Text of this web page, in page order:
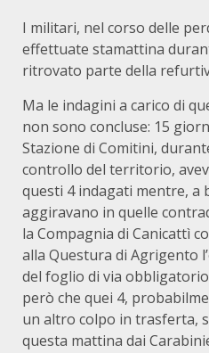
I militari, nel corso delle
effettuate stamattina
ritrovato parte della
Ma le indagini a carico di
non sono concluse: 15
Stazione di Comitini,
controllo del territorio,
questi 4 indagati mentre, a
aggiravano in quelle
la Compagnia di Canicattì
alla Questura di Agrigento
del foglio di via
però che quei 4,
un altro colpo in trasferta,
questa mattina dai